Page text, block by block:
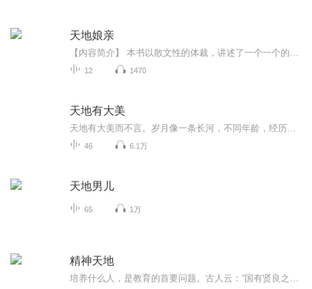
天地娘亲
12 1470
天地有大美
46 6.1万
天地男儿
65 1万
精神天地